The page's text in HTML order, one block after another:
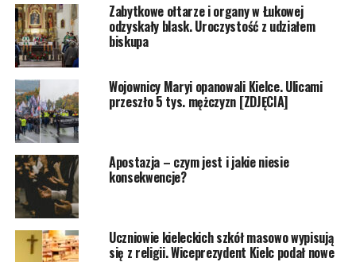
Zabytkowe ołtarze i organy w Łukowej
odzyskały blask. Uroczystość z udziałem
biskupa
Wojownicy Maryi opanowali Kielce. Ulicami
przeszło 5 tys. mężczyzn [ZDJĘCIA]
Apostazja – czym jest i jakie niesie
konsekwencje?
Uczniowie kieleckich szkół masowo wypisują
się z religii. Wiceprezydent Kielc podał nowe